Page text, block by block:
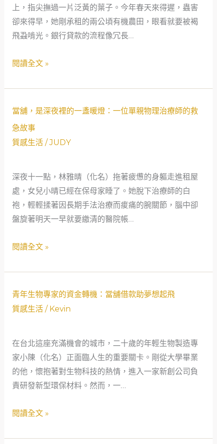
生
劇
本
上，指尖撫過一片泛黃的葉子。今年春天來得遲，蟲害
卻來得早，她剛承租的兩公頃有機農田，眼看就要被褐
飛蝨啃光。銀行貸款的流程像冗長…
位
女
農
當
溫
柔
相
閱讀全文 »
當舖，是深夜裡的一盞暖燈：一位單親物理治療師的救
急故事
質感生活/JUDY
深夜十一點，林雅晴（化名）拖著疲憊的身軀走進租屋
處，女兒小晴已經在保母家睡了。她脫下治療師的白
袍，輕輕揉著因長期手法治療而痠痛的腕關節，腦中卻
盤旋著明天一早就要繳清的醫院帳…
當
深
裡
的
一
盞
燈：
單
親
治
療
師
的
急
閱讀全文 »
青年生物專家的資金轉機：當舖借款助夢想起飛
質感生活/ Kevin
在台北這座充滿機會的城市，二十歲的年輕生物製造專
家小陳（化名）正面臨人生的重要關卡。剛從大學畢業
的他，懷抱著對生物科技的熱情，進入一家新創公司負
責研發新型環保材料。然而，一…
青
年
專
家
的
資
轉
閱讀全文 »